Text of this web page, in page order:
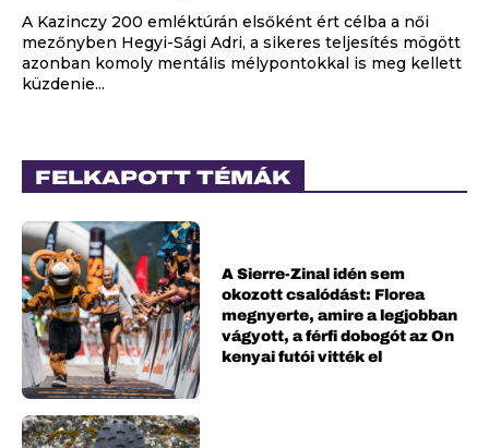
A Kazinczy 200 emléktúrán elsőként ért célba a női
mezőnyben Hegyi-Sági Adri, a sikeres teljesítés mögött
azonban komoly mentális mélypontokkal is meg kellett
küzdenie...
FELKAPOTT TÉMÁK
A Sierre-Zinal idén sem
okozott csalódást: Florea
megnyerte, amire a legjobban
vágyott, a férfi dobogót az On
kenyai futói vitték el